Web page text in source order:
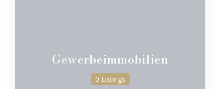
Gewerbeimmobilien
0 Listings